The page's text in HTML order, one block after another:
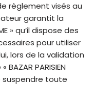
règlement visés au
garantit la
» qu’il dispose des
pour utiliser
lors de la validation
PARISIEN
suspendre toute